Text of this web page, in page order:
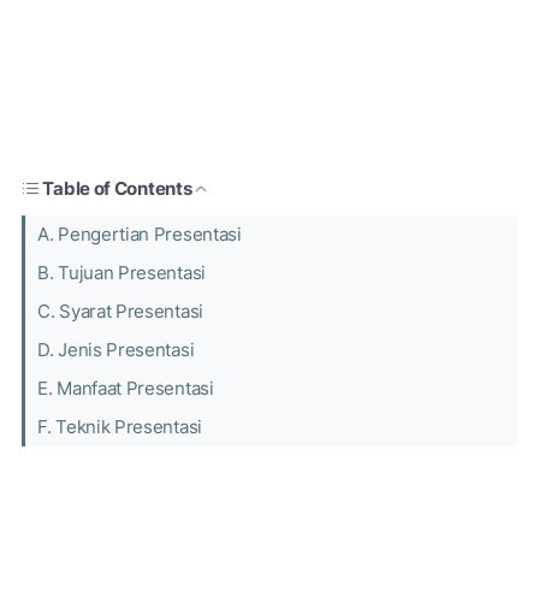
Table of Contents
A. Pengertian Presentasi
B. Tujuan Presentasi
C. Syarat Presentasi
D. Jenis Presentasi
E. Manfaat Presentasi
F. Teknik Presentasi